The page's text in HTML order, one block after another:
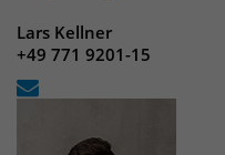
Lars Kellner
+49 771 9201-15